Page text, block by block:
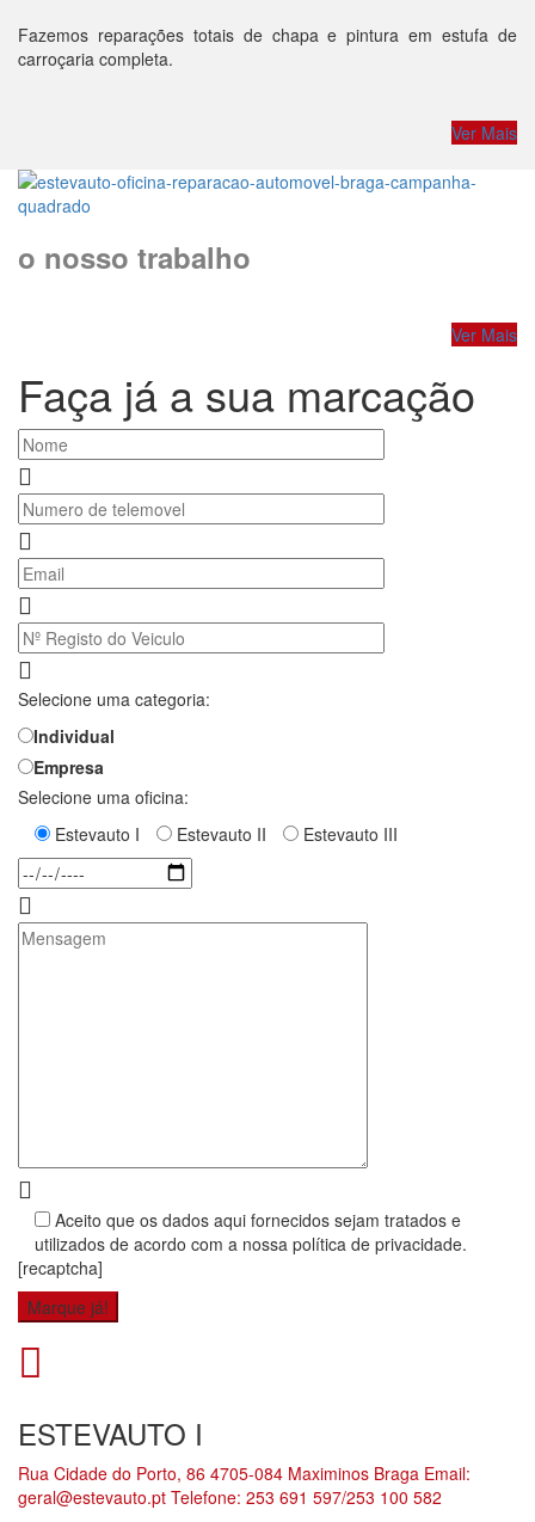
Fazemos reparações totais de chapa e pintura em estufa de
carroçaria completa.
Ver Mais
o nosso trabalho
Ver Mais
Faça já a sua marcação
Selecione uma categoria:
Individual
Empresa
Selecione uma oficina:
Estevauto I
Estevauto II Estevauto III
Aceito que os dados aqui fornecidos sejam tratados e
utilizados de acordo com a nossa política de privacidade.
[recaptcha]
ESTEVAUTO I
Rua Cidade do Porto, 86 4705-084 Maximinos Braga Email:
geral@estevauto.pt Telefone: 253 691 597/253 100 582